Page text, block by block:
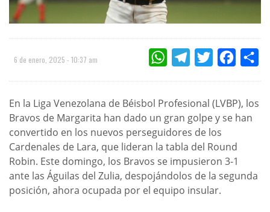
6 de enero, 2025 - 10:37 am WHATSAPPTELEGRAMTWITTER
En la Liga Venezolana de Béisbol Profesional (LVBP), los
Bravos de Margarita han dado un gran golpe y se han
convertido en los nuevos perseguidores de los
Cardenales de Lara, que lideran la tabla del Round
Robin. Este domingo, los Bravos se impusieron 3-1
ante las Águilas del Zulia, despojándolos de la segunda
posición, ahora ocupada por el equipo insular.